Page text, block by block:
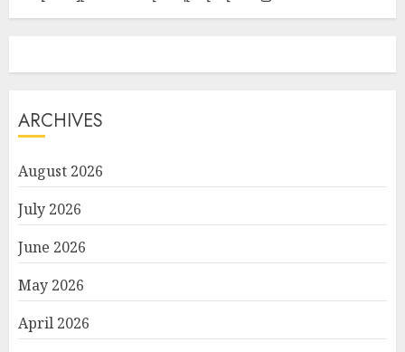
ARCHIVES
August 2026
July 2026
June 2026
May 2026
April 2026